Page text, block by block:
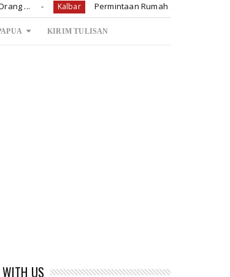
Kalbar Permintaan Rumah Subsidi di Bengkayang
KIRIM TULISAN
WITH US